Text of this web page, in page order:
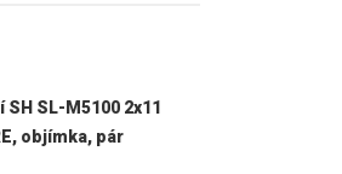
SH SL-M5100 2x11
objímka, pár